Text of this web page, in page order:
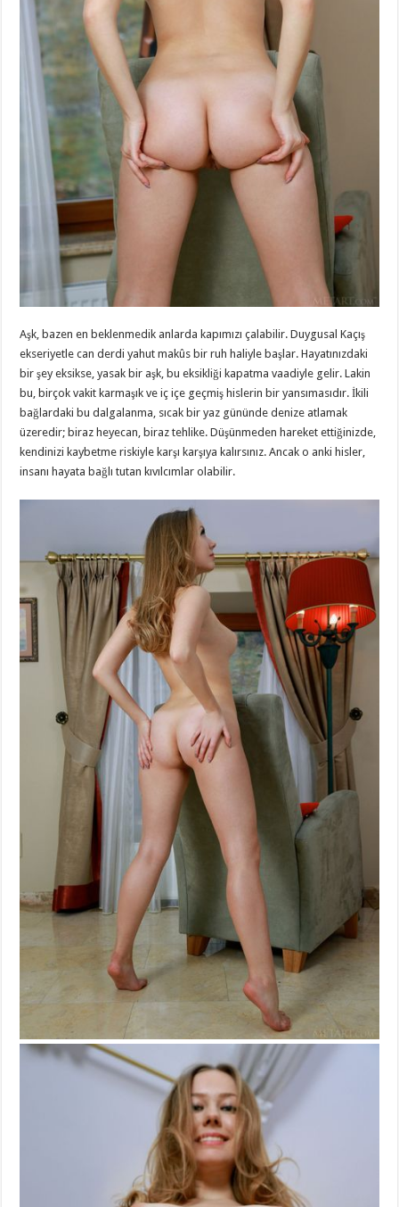
Aşk, bazen en beklenmedik anlarda kapımızı çalabilir. Duygusal Kaçış
ekseriyetle can derdi yahut makûs bir ruh haliyle başlar. Hayatınızdaki
bir şey eksikse, yasak bir aşk, bu eksikliği kapatma vaadiyle gelir. Lakin
bu, birçok vakit karmaşık ve iç içe geçmiş hislerin bir yansımasıdır. İkili
bağlardaki bu dalgalanma, sıcak bir yaz gününde denize atlamak
üzeredir; biraz heyecan, biraz tehlike. Düşünmeden hareket ettiğinizde,
kendinizi kaybetme riskiyle karşı karşıya kalırsınız. Ancak o anki hisler,
insanı hayata bağlı tutan kıvılcımlar olabilir.